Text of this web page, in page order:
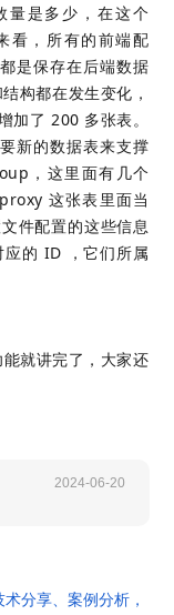
量是多少，在这个
看，所有的前端配
是保存在后端数据
构都在发生变化，
了 200 多张表。
新的数据表来支撑
，这里面有几个
这张表里面当
件配置的这些信息
的 ID ，它们所属
就讲完了，大家还
2024-06-20
分享、案例分析，